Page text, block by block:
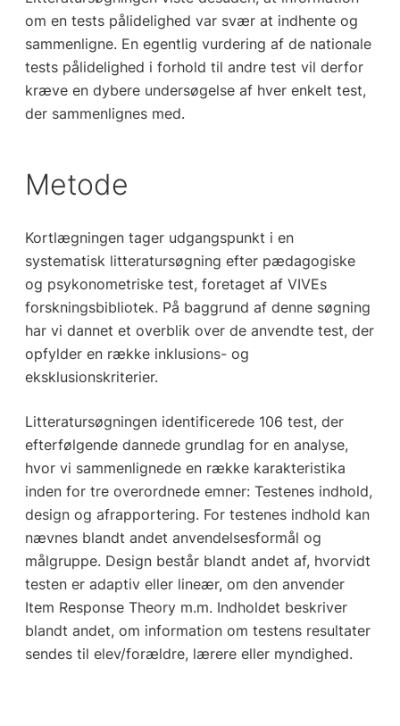
om en tests pålidelighed var svær at indhente og
sammenligne. En egentlig vurdering af de nationale
tests pålidelighed i forhold til andre test vil derfor
kræve en dybere undersøgelse af hver enkelt test,
der sammenlignes med.
Metode
Kortlægningen tager udgangspunkt i en
systematisk litteratursøgning efter pædagogiske
og psykonometriske test, foretaget af VIVEs
forskningsbibliotek. På baggrund af denne søgning
har vi dannet et overblik over de anvendte test, der
opfylder en række inklusions- og
eksklusionskriterier.
Litteratursøgningen identificerede 106 test, der
efterfølgende dannede grundlag for en analyse,
hvor vi sammenlignede en række karakteristika
inden for tre overordnede emner: Testenes indhold,
design og afrapportering. For testenes indhold kan
nævnes blandt andet anvendelsesformål og
målgruppe. Design består blandt andet af, hvorvidt
testen er adaptiv eller lineær, om den anvender
Item Response Theory m.m. Indholdet beskriver
blandt andet, om information om testens resultater
sendes til elev/forældre, lærere eller myndighed.